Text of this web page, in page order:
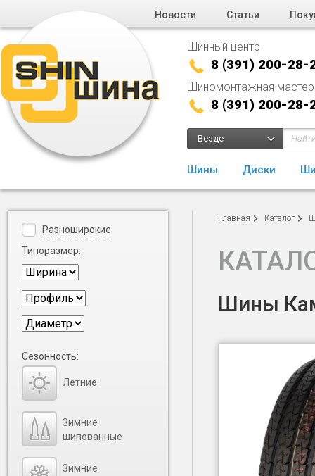
Новости Статьи
Шинный центр
8 (391) 200-28-
Шиномонтажная
8 (391) 200-28-
Везде
Шины Диски
Главная Каталог
Шины
Разноширокие
Типоразмер:
Сезонность:
Летние
Зимние
шипованные
Зимние